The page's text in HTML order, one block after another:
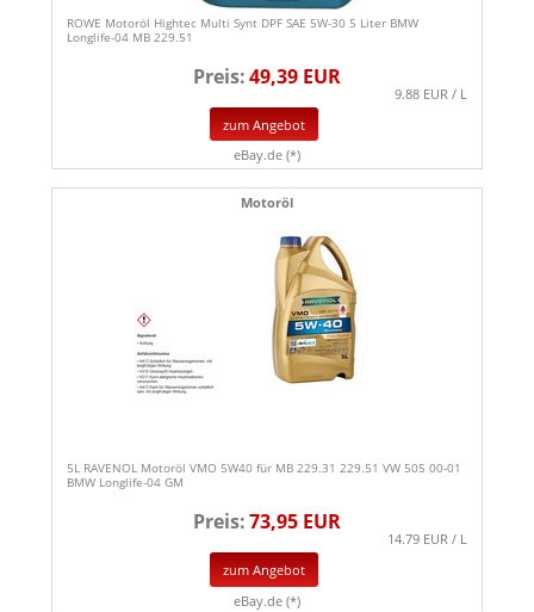
ROWE Motoröl Hightec Multi Synt DPF SAE 5W-30 5 Liter BMW
Longlife-04 MB 229.51
Preis:49,39 EUR
9.88 EUR / L
zum Angebot
eBay.de (*)
Motoröl
5L RAVENOL Motoröl VMO 5W40 für MB 229.31 229.51 VW 505 00-01
BMW Longlife-04 GM
Preis:73,95 EUR
14.79 EUR / L
zum Angebot
eBay.de (*)